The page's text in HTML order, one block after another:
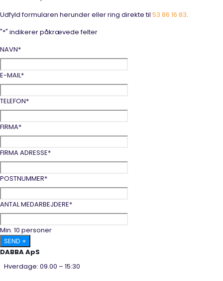
Udfyld formularen herunder eller ring direkte til 53 86 16 83.
"*" indikerer påkrævede felter
NAVN*
E-MAIL*
TELEFON*
FIRMA*
FIRMA ADRESSE*
POSTNUMMER*
ANTAL MEDARBEJDERE*
Min. 10 personer
DABBA ApS
Hverdage: 09.00 – 15:30